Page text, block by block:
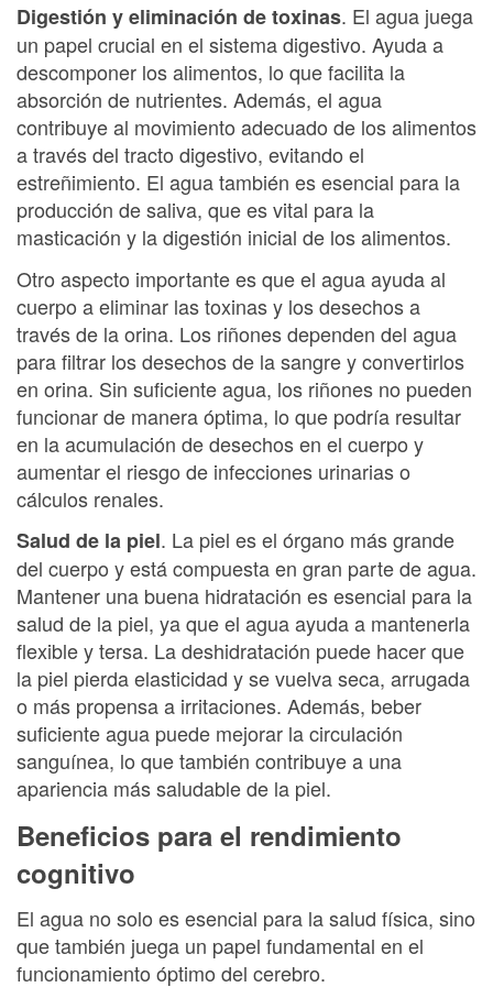
Digestión y eliminación de toxinas. El agua juega
un papel crucial en el sistema digestivo. Ayuda a
descomponer los alimentos, lo que facilita la
absorción de nutrientes. Además, el agua
contribuye al movimiento adecuado de los alimentos
a través del tracto digestivo, evitando el
estreñimiento. El agua también es esencial para la
producción de saliva, que es vital para la
masticación y la digestión inicial de los alimentos.
Otro aspecto importante es que el agua ayuda al
cuerpo a eliminar las toxinas y los desechos a
través de la orina. Los riñones dependen del agua
para filtrar los desechos de la sangre y convertirlos
en orina. Sin suficiente agua, los riñones no pueden
funcionar de manera óptima, lo que podría resultar
en la acumulación de desechos en el cuerpo y
aumentar el riesgo de infecciones urinarias o
cálculos renales.
Salud de la piel. La piel es el órgano más grande
del cuerpo y está compuesta en gran parte de agua.
Mantener una buena hidratación es esencial para la
salud de la piel, ya que el agua ayuda a mantenerla
flexible y tersa. La deshidratación puede hacer que
la piel pierda elasticidad y se vuelva seca, arrugada
o más propensa a irritaciones. Además, beber
suficiente agua puede mejorar la circulación
sanguínea, lo que también contribuye a una
apariencia más saludable de la piel.
Beneficios para el rendimiento
cognitivo
El agua no solo es esencial para la salud física, sino
que también juega un papel fundamental en el
funcionamiento óptimo del cerebro.